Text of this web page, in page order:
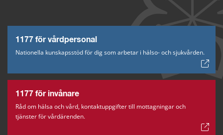
1177 för vårdpersonal
Nationella kunskapsstöd för dig som arbetar i hälso- och sjukvården.
1177 för invånare
Råd om hälsa och vård, kontaktuppgifter till mottagningar och
tjänster för vårdärenden.